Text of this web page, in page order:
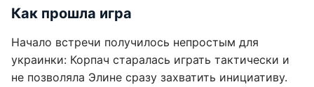
Как прошла игра
Начало встречи получилось непростым для
украинки: Корпач старалась играть тактически и
не позволяла Элине сразу захватить инициативу.